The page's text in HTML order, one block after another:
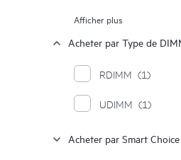
$8,000 $ - $10
$10,000 - $12,000
$12,000 - $14,000
$16,000 - $18,000
$18,000 -
Afficher plus
Acheter par Type de
RDIMM (1)
UDIMM (1)
Acheter par Smart